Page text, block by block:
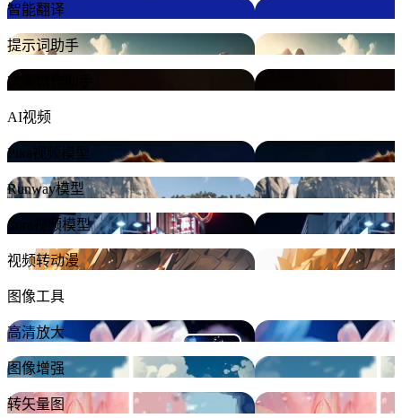
智能翻译
提示词助手
文案创作助手
AI视频
Pika视频模型
Runway模型
Sora视频模型
视频转动漫
图像工具
高清放大
图像增强
转矢量图